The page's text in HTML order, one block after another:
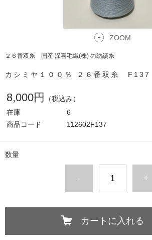
ZOOM
２６番双糸 国産 深喜毛織(株) の紡績糸
カシミヤ１００％ ２６番双糸 F137
8,000円
（税込み）
在庫
6
商品コード
112602F137
数量
- +
カートに入れる